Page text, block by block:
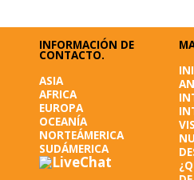
INFORMACIÓN DE
CONTACTO.
ASIA
AFRICA
EUROPA
OCEANÍA
NORTEÁMERICA
SUDÁMERICA